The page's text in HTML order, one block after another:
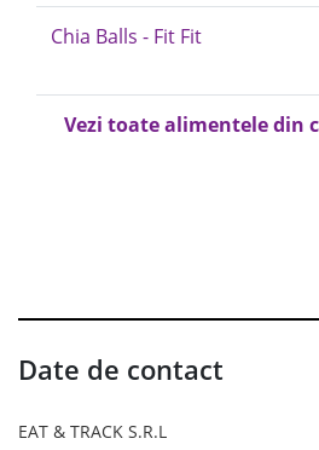
Chia Balls - Fit Fit
Vezi toate alimentele din
Date de contact
EAT & TRACK S.R.L